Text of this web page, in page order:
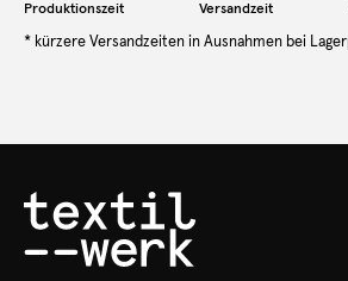
Produktionszeit
Versandzeit
* kürzere Versandzeiten in Ausnahmen bei